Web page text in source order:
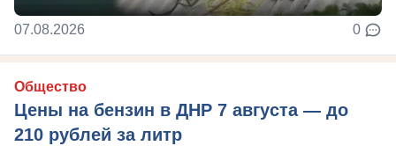
07.08.2026 0
Общество
Цены на бензин в ДНР 7 августа — до
210 рублей за литр